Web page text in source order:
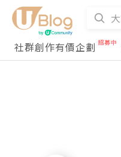
社群創作有價企劃